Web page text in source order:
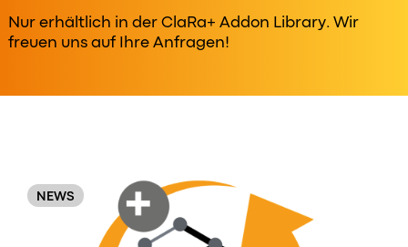
Nur erhältlich in der ClaRa+ Addon Library. Wir
freuen uns auf Ihre Anfragen!
Order
NEWS